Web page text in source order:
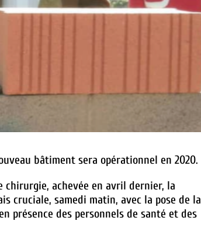
bâtiment sera opérationnel en 2020.
chirurgie, achevée en avril dernier, la
cruciale, samedi matin, avec la pose de la
présence des personnels de santé et des